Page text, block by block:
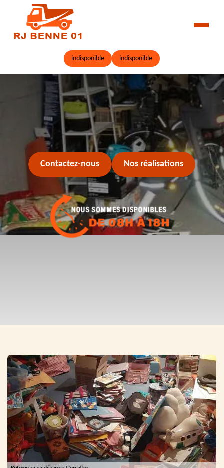
indisponible indisponible
Contactez-nous Nos réalisations